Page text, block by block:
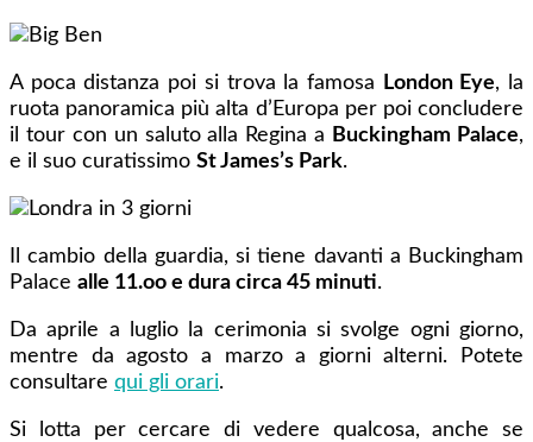
A poca distanza poi si trova la famosa London Eye, la
ruota panoramica più alta d’Europa per poi concludere
il tour con un saluto alla Regina a Buckingham Palace,
e il suo curatissimo St James’s Park.
Il cambio della guardia, si tiene davanti a Buckingham
Palace alle 11.oo e dura circa 45 minuti.
Da aprile a luglio la cerimonia si svolge ogni giorno,
mentre da agosto a marzo a giorni alterni. Potete
consultare qui gli orari.
Si lotta per cercare di vedere qualcosa, anche se